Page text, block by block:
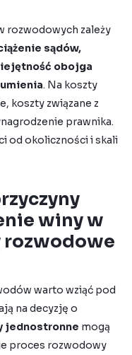
rozwodowych zależy
sądów,
obojga
. Na koszty
koszty związane z
prawnika.
od okoliczności i skali
winy w
rozwodowe
warto wziąć pod
na decyzję o
jednostronne mogą
proces rozwodowy